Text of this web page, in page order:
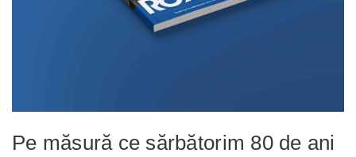
Pe măsură ce sărbătorim 80 de ani